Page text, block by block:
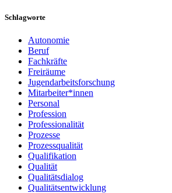
Schlagworte
Autonomie
Beruf
Fachkräfte
Freiräume
Jugendarbeitsforschung
Mitarbeiter*innen
Personal
Profession
Professionalität
Prozesse
Prozessqualität
Qualifikation
Qualität
Qualitätsdialog
Qualitätsentwicklung